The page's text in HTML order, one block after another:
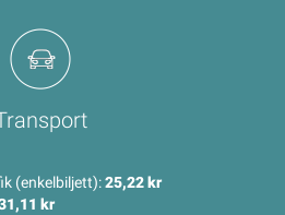
(enkelbiljett):25,22 kr
kr